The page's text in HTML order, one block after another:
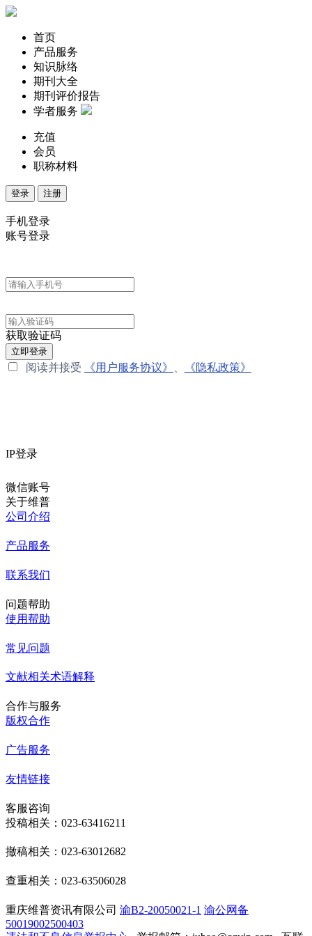
首页
产品服务
知识脉络
期刊大全
期刊评价报告
学者服务
充值
会员
职称材料
登录 注册
手机登录
账号登录
获取验证码
立即登录
阅读并接受 《用户服务协议》 《隐私政策》
IP登录
微信账号
关于维普
公司介绍
产品服务
联系我们
问题帮助
使用帮助
常见问题
文献相关术语解释
合作与服务
版权合作
广告服务
友情链接
客服咨询
投稿相关：023-63416211
撤稿相关：023-63012682
查重相关：023-63506028
重庆维普资讯有限公司 渝B2-20050021-1 渝公网备
50019002500403